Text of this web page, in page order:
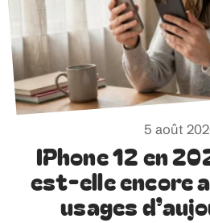
5 août
IPhone 12 en
est-elle encore
usages